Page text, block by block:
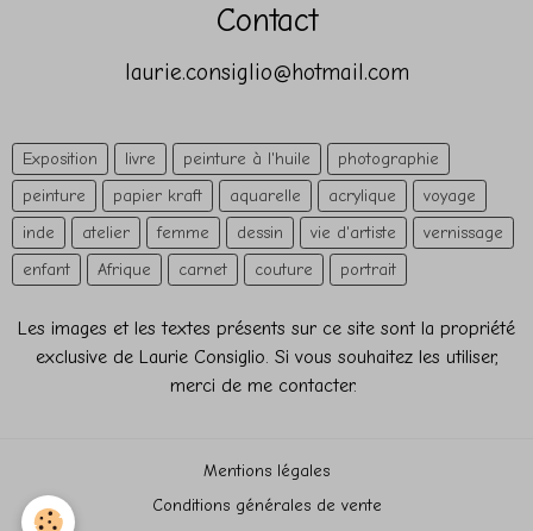
Contact
laurie.consiglio@hotmail.com
Exposition livre peinture à l'huile
photographie
peinture
papier kraft aquarelle acrylique
voyage
inde
atelier femme dessin vie d'artiste
vernissage
enfant
Afrique carnet couture portrait
Les images et les textes présents sur ce site sont la propriété
exclusive de Laurie Consiglio. Si vous souhaitez les utiliser,
merci de me contacter.
Mentions légales
Conditions générales de vente